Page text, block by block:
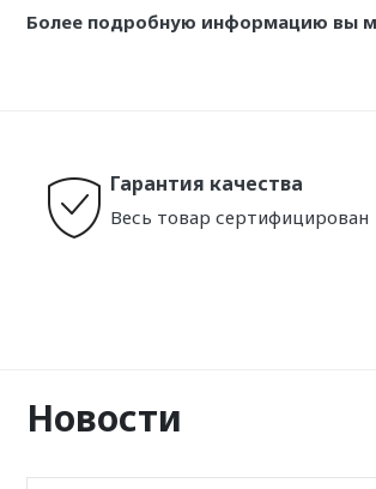
Более подробную информацию вы
Гарантия качества
Весь товар сертифицирован
Новости